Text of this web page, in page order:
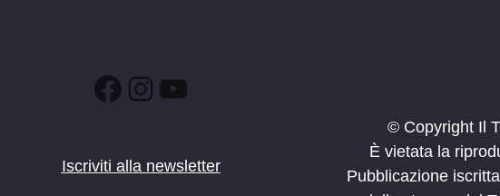
Facebook
Instagram
YouTube
Iscriviti alla newsletter
© Copyright Il
È vietata la
Pubblicazione